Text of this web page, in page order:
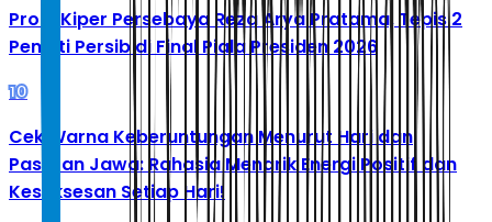
Profil Kiper Persebaya Reza Arya Pratama, Tepis 2
Penalti Persib di Final Piala Presiden 2026
10
Cek Warna Keberuntungan Menurut Hari dan
Pasaran Jawa: Rahasia Menarik Energi Positif dan
Kesuksesan Setiap Hari!